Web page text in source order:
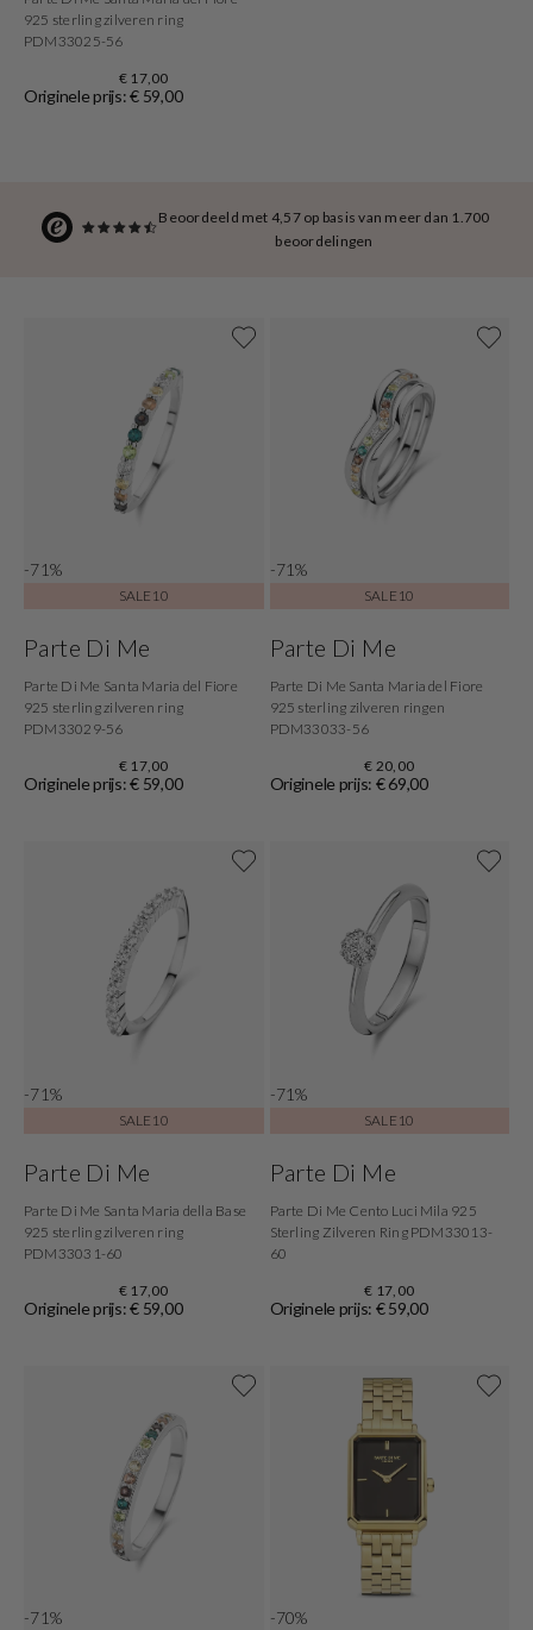
Beoordeeld met 4,57 op basis van meer dan 1.700
beoordelingen
925 sterling zilveren ring
PDM33025-56
€ 17,00
Originele prijs: € 59,00
-71%
SALE10
Parte Di Me
Parte Di Me Santa Maria del Fiore
925 sterling zilveren ring
PDM33029-56
€ 17,00
Originele prijs: € 59,00
-71%
SALE10
Parte Di Me
Parte Di Me Santa Maria del Fiore
925 sterling zilveren ringen
PDM33033-56
€ 20,00
Originele prijs: € 69,00
-71%
SALE10
Parte Di Me
Parte Di Me Santa Maria della Base
925 sterling zilveren ring
PDM33031-60
€ 17,00
Originele prijs: € 59,00
-71%
SALE10
Parte Di Me
Parte Di Me Cento Luci Mila 925
Sterling Zilveren Ring PDM33013-
60
€ 17,00
Originele prijs: € 59,00
-71% -70%